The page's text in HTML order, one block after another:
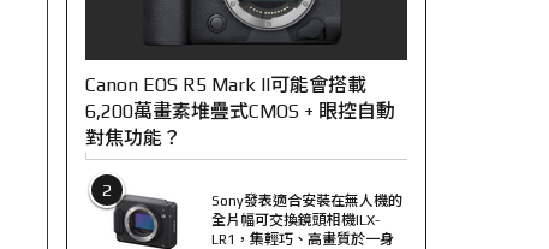
Canon EOS R5 Mark II可能會搭載
6,200萬畫素堆疊式CMOS + 眼控自動
對焦功能？
2
Sony發表適合安裝在無人機的
全片幅可交換鏡頭相機ILX-
LR1，集輕巧、高畫質於一身